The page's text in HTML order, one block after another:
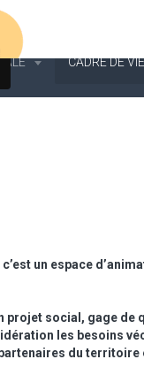
CADRE DE
un espace
projet social, gage de
les besoins
du territoire